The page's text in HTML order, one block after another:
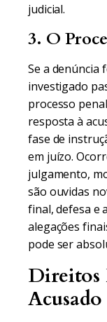
judicial.
3. O
Se a denúncia
investigado
processo
resposta à
fase de
em juízo.
julgamento,
são ouvidas
final, defesa e
alegações
pode ser
Direitos
Acusado